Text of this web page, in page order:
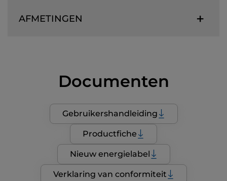
AFMETINGEN
Documenten
Gebruikershandleiding
Productfiche
Nieuw energielabel
Verklaring van conformiteit